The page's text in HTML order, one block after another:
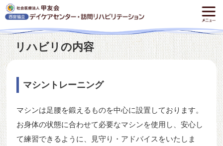
リハビリの内容
マシントレーニング
マシンは足腰を鍛えるものを中心に設置しております。
お身体の状態に合わせて必要なマシンを使用し、安心し
て練習できるように、見守り・アドバイスをいたしま